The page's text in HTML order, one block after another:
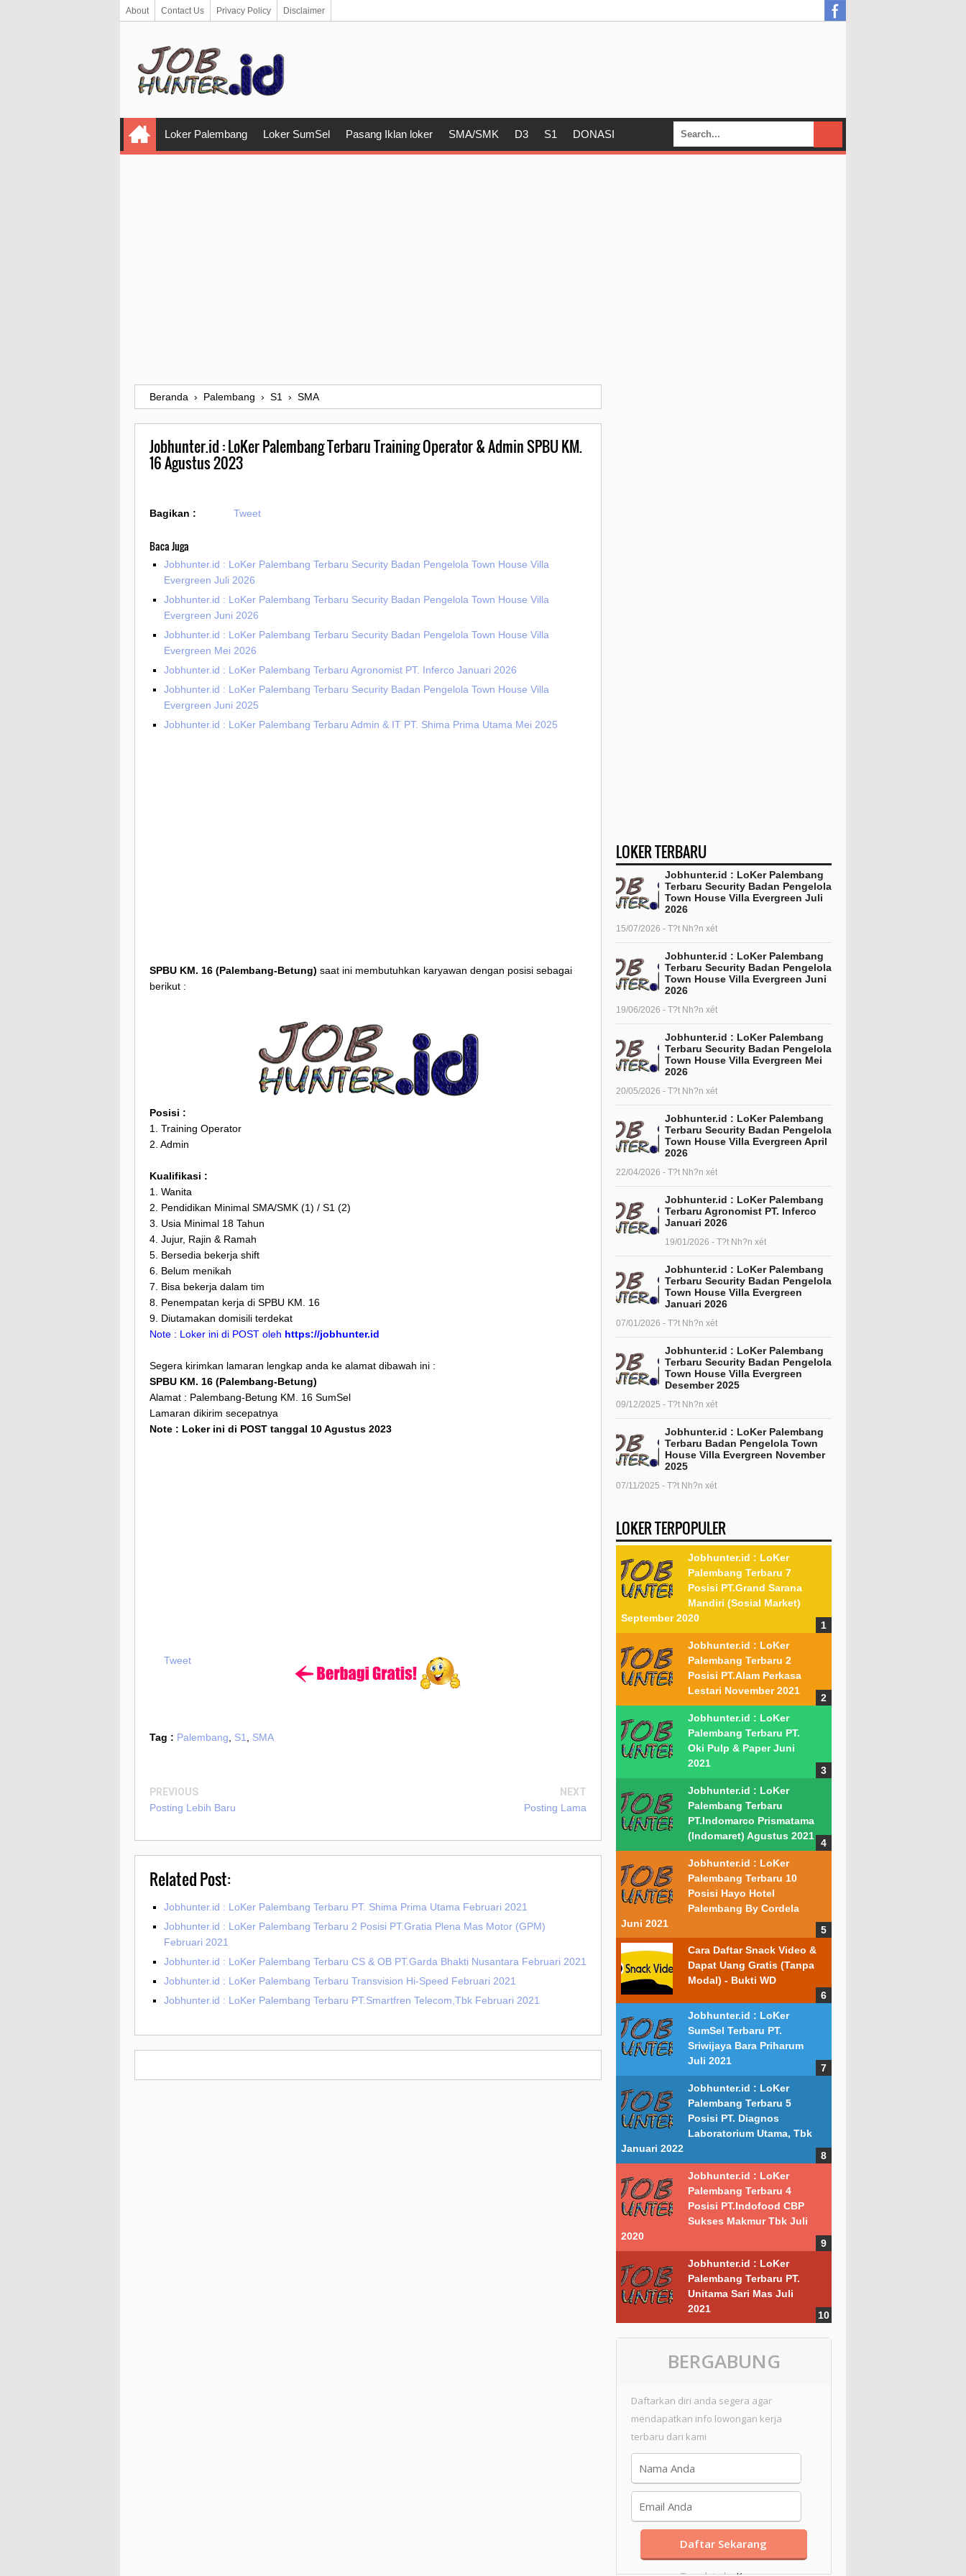
About Contact Us Privacy Policy Disclaimer
Loker Palembang Loker SumSel Pasang Iklan loker SMA/SMK D3 S1 DONASI
Beranda › Palembang › S1 › SMA
Jobhunter.id : LoKer Palembang Terbaru Training Operator & Admin SPBU KM.
16 Agustus 2023
Bagikan : Tweet
Baca Juga
Jobhunter.id : LoKer Palembang Terbaru Security Badan Pengelola Town House Villa
Evergreen Juli 2026
Jobhunter.id : LoKer Palembang Terbaru Security Badan Pengelola Town House Villa
Evergreen Juni 2026
Jobhunter.id : LoKer Palembang Terbaru Security Badan Pengelola Town House Villa
Evergreen Mei 2026
Jobhunter.id : LoKer Palembang Terbaru Agronomist PT. Inferco Januari 2026
Jobhunter.id : LoKer Palembang Terbaru Security Badan Pengelola Town House Villa
Evergreen Juni 2025
Jobhunter.id : LoKer Palembang Terbaru Admin & IT PT. Shima Prima Utama Mei 2025
SPBU KM. 16 (Palembang-Betung) saat ini membutuhkan karyawan dengan posisi sebagai
berikut :
Posisi :
1. Training Operator
2. Admin
Kualifikasi :
1. Wanita
2. Pendidikan Minimal SMA/SMK (1) / S1 (2)
3. Usia Minimal 18 Tahun
4. Jujur, Rajin & Ramah
5. Bersedia bekerja shift
6. Belum menikah
7. Bisa bekerja dalam tim
8. Penempatan kerja di SPBU KM. 16
9. Diutamakan domisili terdekat
Note : Loker ini di POST oleh https://jobhunter.id
Segera kirimkan lamaran lengkap anda ke alamat dibawah ini :
SPBU KM. 16 (Palembang-Betung)
Alamat : Palembang-Betung KM. 16 SumSel
Lamaran dikirim secepatnya
Note : Loker ini di POST tanggal 10 Agustus 2023
Tweet
Tag : Palembang S1 SMA
PREVIOUS
Posting Lebih Baru
NEXT
Posting Lama
Related Post:
Jobhunter.id : LoKer Palembang Terbaru PT. Shima Prima Utama Februari 2021
Jobhunter.id : LoKer Palembang Terbaru 2 Posisi PT.Gratia Plena Mas Motor (GPM)
Februari 2021
Jobhunter.id : LoKer Palembang Terbaru CS & OB PT.Garda Bhakti Nusantara Februari 2021
Jobhunter.id : LoKer Palembang Terbaru Transvision Hi-Speed Februari 2021
Jobhunter.id : LoKer Palembang Terbaru PT.Smartfren Telecom,Tbk Februari 2021
LOKER TERBARU
Jobhunter.id : LoKer Palembang
Terbaru Security Badan Pengelola
Town House Villa Evergreen Juli
2026
15/07/2026 - T?t Nh?n xét
Jobhunter.id : LoKer Palembang
Terbaru Security Badan Pengelola
Town House Villa Evergreen Juni
2026
19/06/2026 - T?t Nh?n xét
Jobhunter.id : LoKer Palembang
Terbaru Security Badan Pengelola
Town House Villa Evergreen Mei
2026
20/05/2026 - T?t Nh?n xét
Jobhunter.id : LoKer Palembang
Terbaru Security Badan Pengelola
Town House Villa Evergreen April
2026
22/04/2026 - T?t Nh?n xét
Jobhunter.id : LoKer Palembang
Terbaru Agronomist PT. Inferco
Januari 2026
19/01/2026 - T?t Nh?n xét
Jobhunter.id : LoKer Palembang
Terbaru Security Badan Pengelola
Town House Villa Evergreen
Januari 2026
07/01/2026 - T?t Nh?n xét
Jobhunter.id : LoKer Palembang
Terbaru Security Badan Pengelola
Town House Villa Evergreen
Desember 2025
09/12/2025 - T?t Nh?n xét
Jobhunter.id : LoKer Palembang
Terbaru Badan Pengelola Town
House Villa Evergreen November
2025
07/11/2025 - T?t Nh?n xét
LOKER TERPOPULER
Jobhunter.id : LoKer
Palembang Terbaru 7
Posisi PT.Grand Sarana
Mandiri (Sosial Market)
September 2020
Jobhunter.id : LoKer
Palembang Terbaru 2
Posisi PT.Alam Perkasa
Lestari November 2021
Jobhunter.id : LoKer
Palembang Terbaru PT.
Oki Pulp & Paper Juni
2021
Jobhunter.id : LoKer
Palembang Terbaru
PT.Indomarco Prismatama
(Indomaret) Agustus 2021
Jobhunter.id : LoKer
Palembang Terbaru 10
Posisi Hayo Hotel
Palembang By Cordela
Juni 2021
Cara Daftar Snack Video &
Dapat Uang Gratis (Tanpa
Modal) - Bukti WD
Jobhunter.id : LoKer
SumSel Terbaru PT.
Sriwijaya Bara Priharum
Juli 2021
Jobhunter.id : LoKer
Palembang Terbaru 5
Posisi PT. Diagnos
Laboratorium Utama, Tbk
Januari 2022
Jobhunter.id : LoKer
Palembang Terbaru 4
Posisi PT.Indofood CBP
Sukses Makmur Tbk Juli
2020
Jobhunter.id : LoKer
Palembang Terbaru PT.
Unitama Sari Mas Juli
2021
BERGABUNG
Daftarkan diri anda segera agar
mendapatkan info lowongan kerja
terbaru dari kami